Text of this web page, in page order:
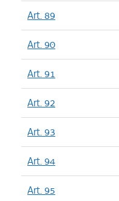
Art. 89
Art. 90
Art. 91
Art. 92
Art. 93
Art. 94
Art. 95